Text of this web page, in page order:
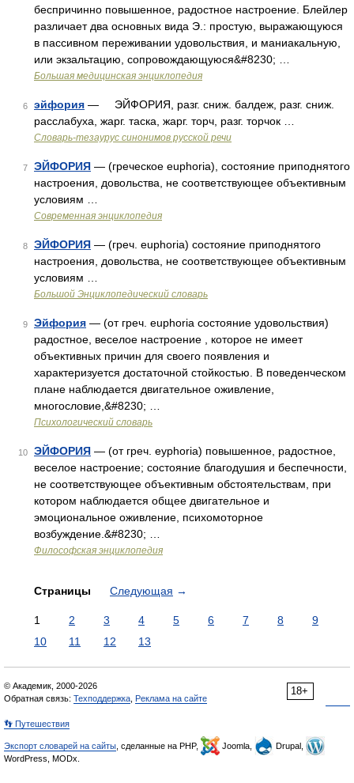
беспричинно повышенное, радостное настроение. Блейлер
различает два основных вида Э.: простую, выражающуюся
в пассивном переживании удовольствия, и маниакальную,
или экзальтацию, сопровождающуюся&#8230; …
Большая медицинская энциклопедия
6 эйфория — ЭЙФОРИЯ, разг. сниж. балдеж, разг. сниж.
расслабуха, жарг. таска, жарг. торч, разг. торчок …
Словарь-тезаурус синонимов русской речи
7 ЭЙФОРИЯ — (греческое euphoria), состояние приподнятого
настроения, довольства, не соответствующее объективным
условиям …
Современная энциклопедия
8 ЭЙФОРИЯ — (греч. euphoria) состояние приподнятого
настроения, довольства, не соответствующее объективным
условиям …
Большой Энциклопедический словарь
9 Эйфория — (от греч. euphoria состояние удовольствия)
радостное, веселое настроение , которое не имеет
объективных причин для своего появления и
характеризуется достаточной стойкостью. В поведенческом
плане наблюдается двигательное оживление,
многословие,&#8230; …
Психологический словарь
10 ЭЙФОРИЯ — (от греч. eyphoria) повышенное, радостное,
веселое настроение; состояние благодушия и беспечности,
не соответствующее объективным обстоятельствам, при
котором наблюдается общее двигательное и
эмоциональное оживление, психомоторное
возбуждение.&#8230; …
Философская энциклопедия
Страницы Следующая →
1 2 3 4 5 6 7 8
9
10
11 12 13
18+
© Академик, 2000-2026
Обратная связь: Техподдержка Реклама на сайте
👣 Путешествия
Экспорт словарей на сайты , сделанные на PHP, Joomla,
Drupal,
WordPress, MODx.